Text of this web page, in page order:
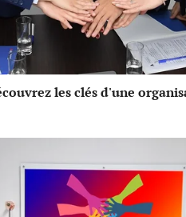
les clés d'une